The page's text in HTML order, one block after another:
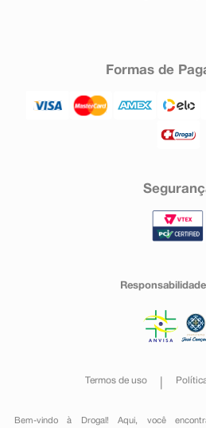
Formas de
Termos de uso
Bem-vindo à Drogal! Aqui, você